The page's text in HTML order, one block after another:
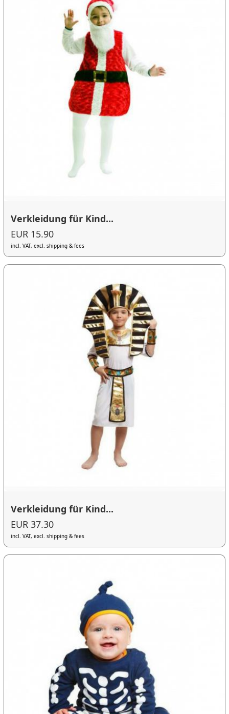
Verkleidung für Kind...
EUR 15.90
incl. VAT, excl. shipping & fees
Verkleidung für Kind...
EUR 37.30
incl. VAT, excl. shipping & fees